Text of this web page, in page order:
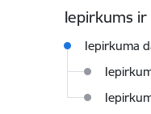
Iepirkums ir
Iepirkuma